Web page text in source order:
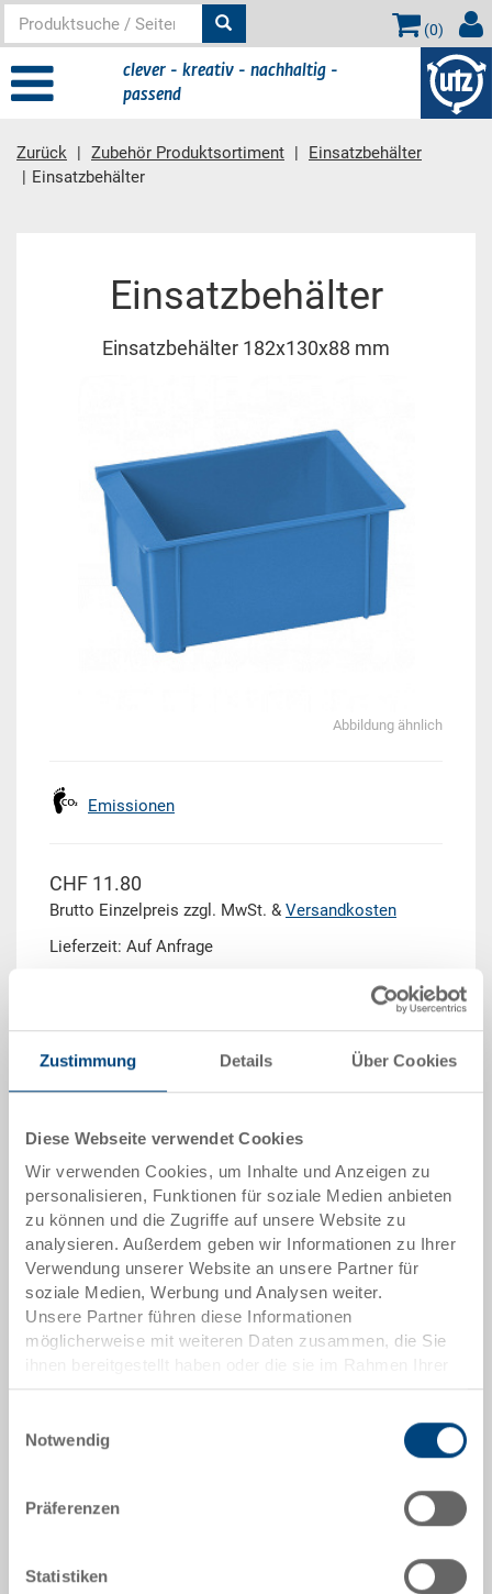
Zustimmung Details Über Cookies
Diese Webseite verwendet Cookies
Wir verwenden Cookies, um Inhalte und Anzeigen zu
personalisieren, Funktionen für soziale Medien anbieten
zu können und die Zugriffe auf unsere Website zu
analysieren. Außerdem geben wir Informationen zu Ihrer
Verwendung unserer Website an unsere Partner für
soziale Medien, Werbung und Analysen weiter.
Unsere Partner führen diese Informationen
möglicherweise mit weiteren Daten zusammen, die Sie
Nutzung der Dienste gesammelt haben.
Notwendig
Präferenzen
Statistiken
(0)
clever - kreativ - nachhaltig -
passend
Zurück Zubehör Produktsortiment
Einsatzbehälter
Einsatzbehälter
Einsatzbehälter
Einsatzbehälter 182x130x88 mm
Abbildung ähnlich
Emissionen
CHF 11.80
Brutto Einzelpreis zzgl. MwSt. & Versandkosten
Lieferzeit: Auf Anfrage
Mindestbestellmenge: 1000 Stück
Artikeldaten
Bestellnummer
3-909.5070.0101
Aussenmasse:
182 x 130 x 88 mm